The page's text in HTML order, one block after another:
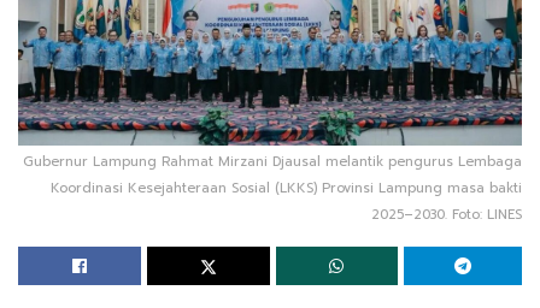
Gubernur Lampung Rahmat Mirzani Djausal melantik pengurus Lembaga
Koordinasi Kesejahteraan Sosial (LKKS) Provinsi Lampung masa bakti
2025–2030. Foto: LINES